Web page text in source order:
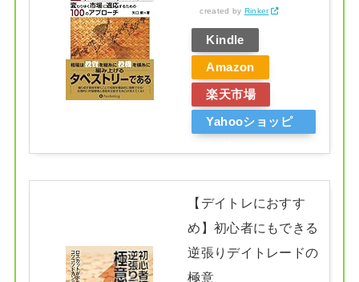
created by Rinker
Kindle
Amazon
楽天市場
Yahooショッピ
【デイトレにおすす
め】初心者にもできる
逆張りデイトレードの
極意